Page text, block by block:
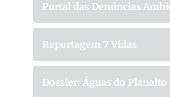
Portal das Denúncias
Reportagem 7 Vidas
Dossier: Águas do Planalto